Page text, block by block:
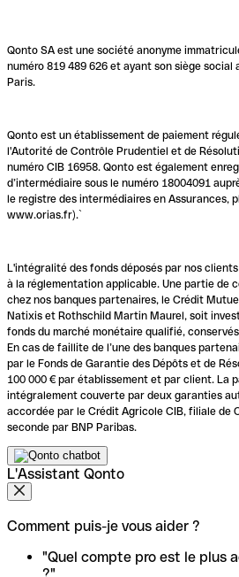
Qonto SA est une société anonyme
numéro 819 489 626 et ayant son siège social
Paris.
Qonto est un établissement de paiement
l'Autorité de Contrôle Prudentiel et de
numéro CIB 16958. Qonto est également
d’intermédiaire sous le numéro 18004091
le registre des intermédiaires en Assurances,
www.orias.fr).`
L'intégralité des fonds déposés par nos
à la réglementation applicable. Une partie de
chez nos banques partenaires, le Crédit
Natixis et Rothschild Martin Maurel, soit
fonds du marché monétaire qualifié,
En cas de faillite de l’une des banques
par le Fonds de Garantie des Dépôts et de
100 000 € par établissement et par client. La
intégralement couverte par deux garanties
accordée par le Crédit Agricole CIB, filiale de
seconde par BNP Paribas.
L'Assistant Qonto
Comment puis-je vous aider ?
"Quel compte pro est le plus